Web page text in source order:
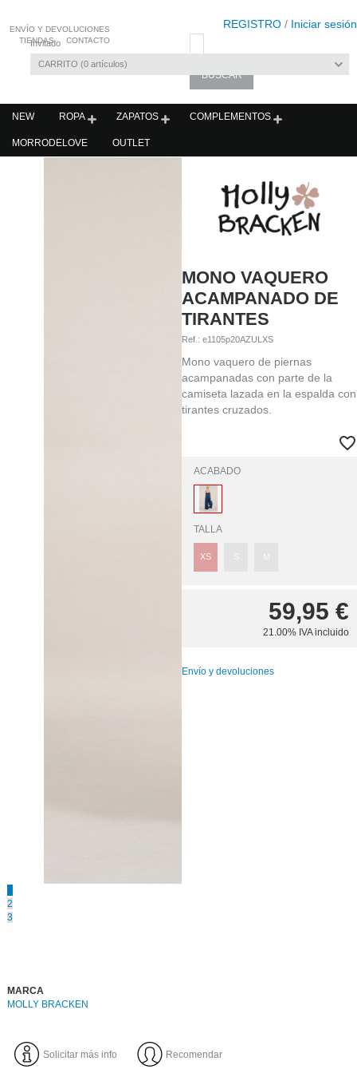
REGISTRO / Iniciar sesión
Invitado
CARRITO 0 artículos
ENVÍO Y DEVOLUCIONES
TIENDAS
CONTACTO
NEW ROPA ZAPATOS COMPLEMENTOS
MORRODELOVE OUTLET
2
3
MONO VAQUERO
ACAMPANADO DE
TIRANTES
Ref.:e1105p20AZULXS
Mono vaquero de piernas
acampanadas con parte de la
camiseta lazada en la espalda con
tirantes cruzados.
ACABADO
TALLA
XS M
59,95 €
21.00% IVA incluido
Envío y devoluciones
MARCA
MOLLY BRACKEN
Solicitar más info Recomendar